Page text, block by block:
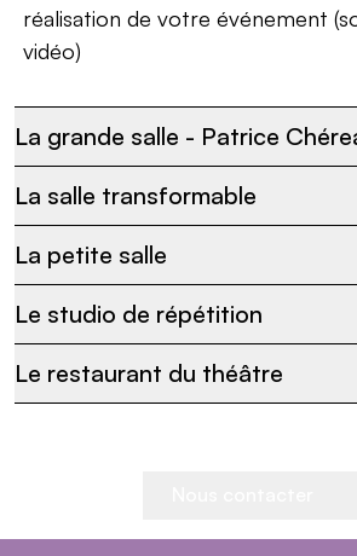
réalisation de votre événement
vidéo)
La grande salle - Patrice
La salle transformable
La petite salle
Le studio de répétition
Le restaurant du théâtre